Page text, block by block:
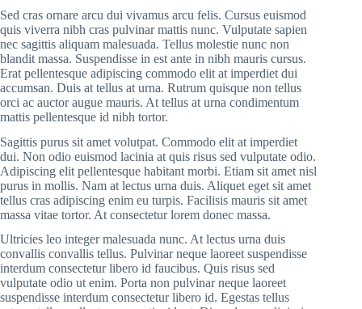
Sed cras ornare arcu dui vivamus arcu felis. Cursus euismod
quis viverra nibh cras pulvinar mattis nunc. Vulputate sapien
nec sagittis aliquam malesuada. Tellus molestie nunc non
blandit massa. Suspendisse in est ante in nibh mauris cursus.
Erat pellentesque adipiscing commodo elit at imperdiet dui
accumsan. Duis at tellus at urna. Rutrum quisque non tellus
orci ac auctor augue mauris. At tellus at urna condimentum
mattis pellentesque id nibh tortor.
Sagittis purus sit amet volutpat. Commodo elit at imperdiet
dui. Non odio euismod lacinia at quis risus sed vulputate odio.
Adipiscing elit pellentesque habitant morbi. Etiam sit amet nisl
purus in mollis. Nam at lectus urna duis. Aliquet eget sit amet
tellus cras adipiscing enim eu turpis. Facilisis mauris sit amet
massa vitae tortor. At consectetur lorem donec massa.
Ultricies leo integer malesuada nunc. At lectus urna duis
convallis convallis tellus. Pulvinar neque laoreet suspendisse
interdum consectetur libero id faucibus. Quis risus sed
vulputate odio ut enim. Porta non pulvinar neque laoreet
suspendisse interdum consectetur libero id. Egestas tellus